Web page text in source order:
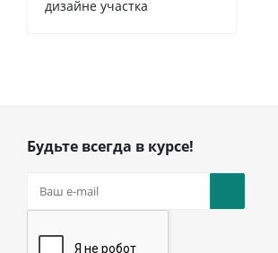
дизайне участка
Будьте всегда в курсе!